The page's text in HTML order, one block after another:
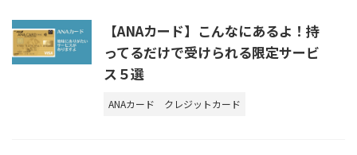
【ANAカード】こんなにあるよ！持
ってるだけで受けられる限定サービ
ス５選
ANAカード クレジットカード